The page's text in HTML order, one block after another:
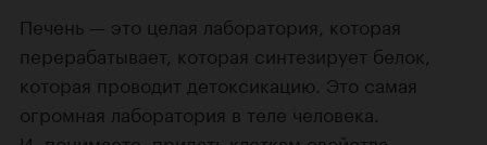
Печень — это целая лаборатория, которая
перерабатывает, которая синтезирует белок,
которая проводит детоксикацию. Это самая
огромная лаборатория в теле человека.